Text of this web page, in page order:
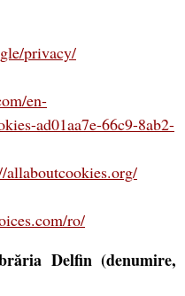
privacy/
en-
ad01aa7e-66c9-8ab2-
allaboutcookies.org/
ro/
Delfin (denumire,